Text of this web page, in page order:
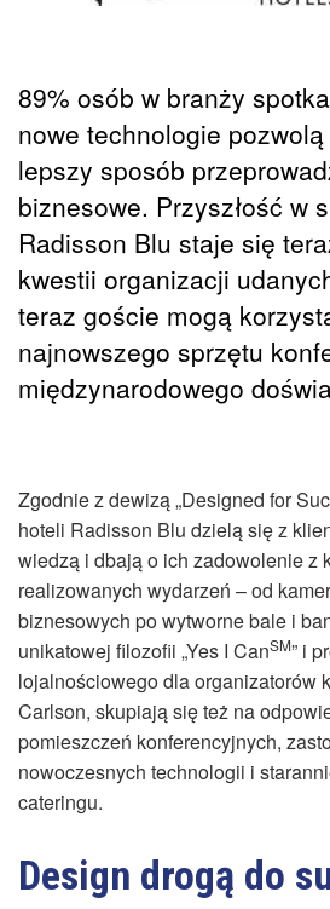
89% osób w branży
nowe technologie
lepszy sposób
biznesowe. Przyszłość w
Radisson Blu staje się
kwestii organizacji
teraz goście mogą
najnowszego sprzętu
międzynarodowego
Zgodnie z dewizą „Designed for
hoteli Radisson Blu dzielą się z
wiedzą i dbają o ich zadowolenie z
realizowanych wydarzeń – od
biznesowych po wytworne bale i
unikatowej filozofii „Yes I CanSM” i
lojalnościowego dla organizatorów
Carlson, skupiają się też na
pomieszczeń konferencyjnych,
nowoczesnych technologii i
cateringu.
Design drogą do